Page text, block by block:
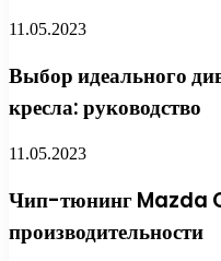
11.05.2023
Выбор идеального
кресла: руководство
11.05.2023
Чип-тюнинг Mazda
производительности